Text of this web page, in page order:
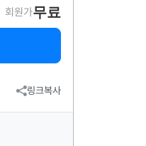
회원가무료
링크복사